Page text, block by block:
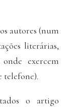
autores (num
literárias,
exercem
telefone).
o artigo